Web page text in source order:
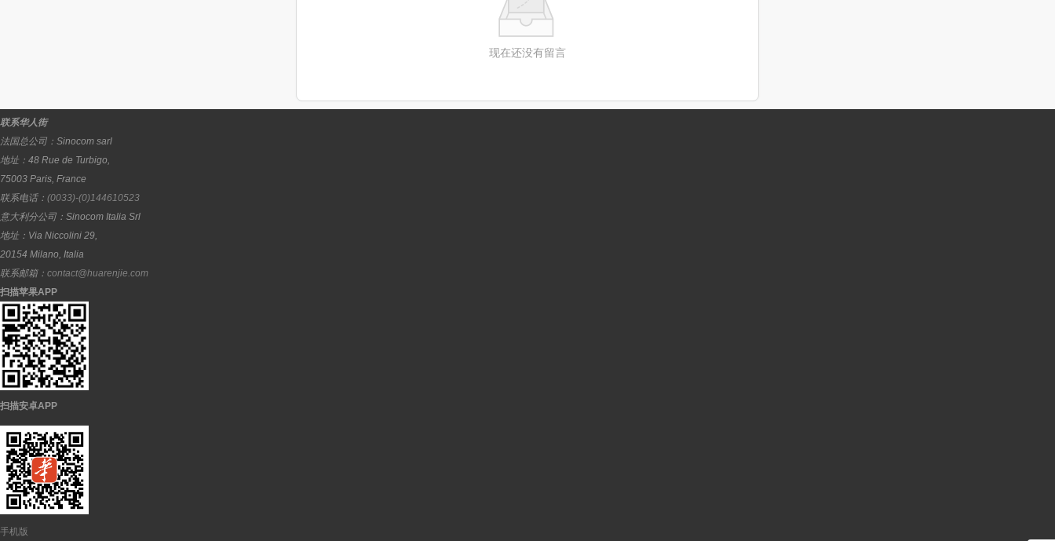
现在还没有留言
联系华人街
法国总公司： Sinocom sarl
地址： 48 Rue de Turbigo,
75003 Paris, France
联系电话： (0033)-(0)144610523
意大利分公司： Sinocom Italia Srl
地址： Via Niccolini 29,
20154 Milano, Italia
联系邮箱： contact@huarenjie.com
扫描苹果APP
扫描安卓APP
手机版